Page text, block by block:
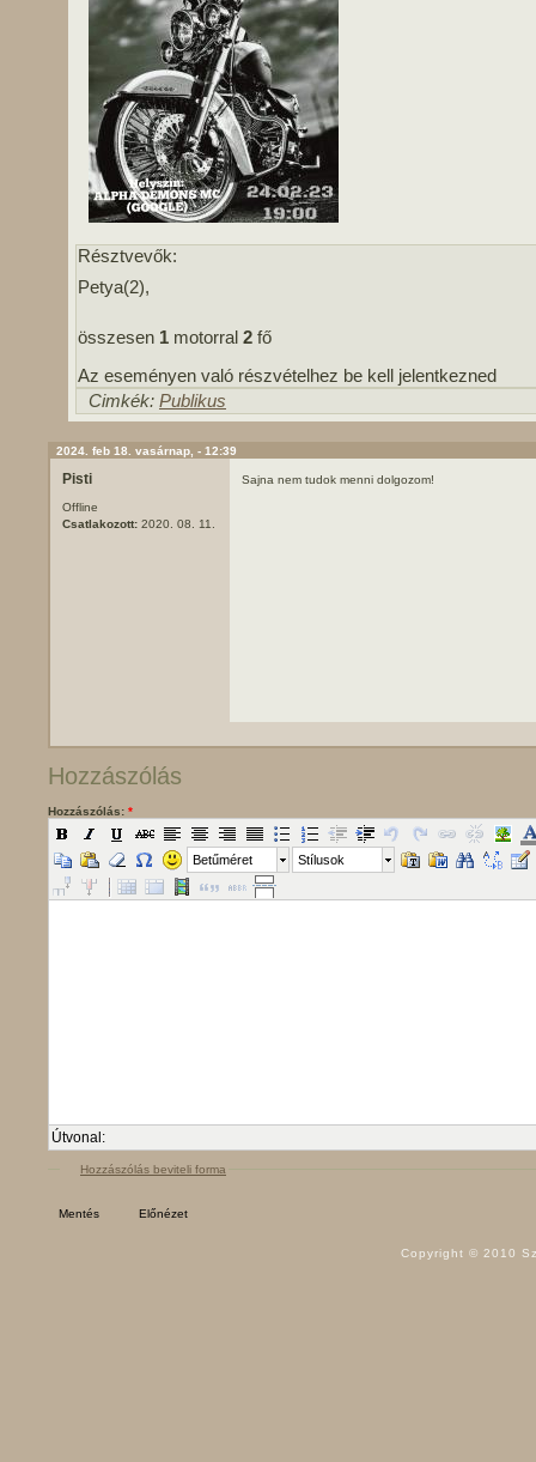
Résztvevők:
Petya(2),
összesen 1 motorral 2 fő
Az eseményen való részvételhez be kell jelentkezned
Cimkék: Publikus
2024. feb 18. vasárnap, - 12:39
Pisti
Offline
Csatlakozott: 2020. 08. 11.
Sajna nem tudok menni dolgozom!
Hozzászólás
Hozzászólás: *
Betűméret Stílusok
Útvonal:
Hozzászólás beviteli forma
Copyright © 2010